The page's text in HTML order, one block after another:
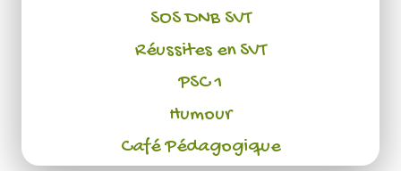
SOS DNB SVT
Réussites en SVT
PSC 1
Humour
Café Pédagogique